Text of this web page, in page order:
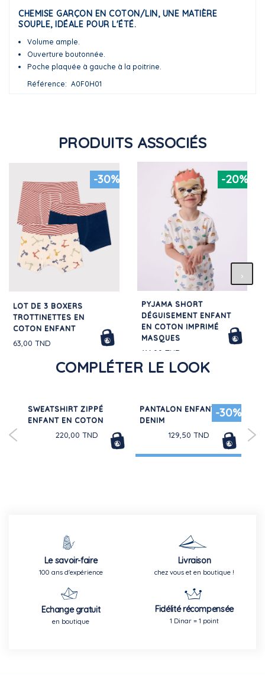
CHEMISE GARÇON EN COTON/LIN, UNE MATIÈRE
SOUPLE, IDÉALE POUR L'ÉTÉ.
Volume ample.
Ouverture boutonnée.
Poche plaquée à gauche à la poitrine.
Référence
A0F0H01
PRODUITS ASSOCIÉS
-30%
LOT DE 3 BOXERS
TROTTINETTES EN
COTON ENFANT
63,00 TND
-20%
PYJAMA SHORT
DÉGUISEMENT ENFANT
EN COTON IMPRIMÉ
MASQUES
116,00 TND
COMPLÉTER LE LOOK
SWEATSHIRT ZIPPÉ
ENFANT EN COTON
220,00 TND
-30%
PANTALON ENFANT EN
DENIM
129,50 TND
Le savoir-faire
100 ans d'expérience
Livraison
chez vous et en boutique !
Echange gratuit
en boutique
Fidélité récompensée
1 Dinar = 1 point